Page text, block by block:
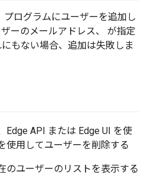
プログラムにユーザーを追加し
ーのメールアドレス、 が指定
もない場合、追加は失敗しま
Edge API または Edge UI を使
使用してユーザーを削除する
のユーザーのリストを表示する